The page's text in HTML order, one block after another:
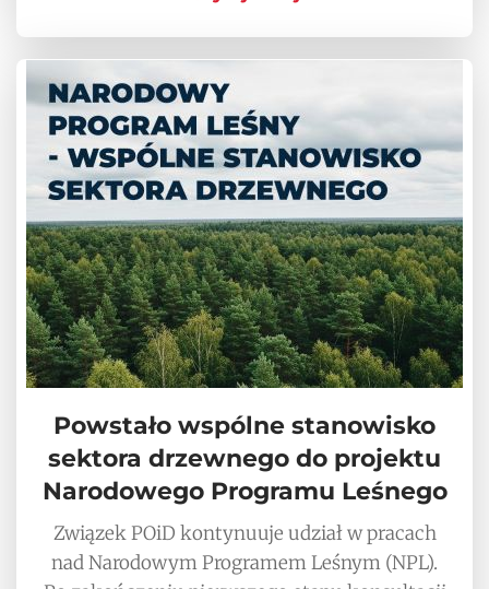
Powstało wspólne stanowisko
sektora drzewnego do projektu
Narodowego Programu Leśnego
Związek POiD kontynuuje udział w pracach
nad Narodowym Programem Leśnym (NPL).